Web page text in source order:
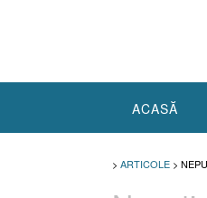
ACASĂ
> ARTICOLE >